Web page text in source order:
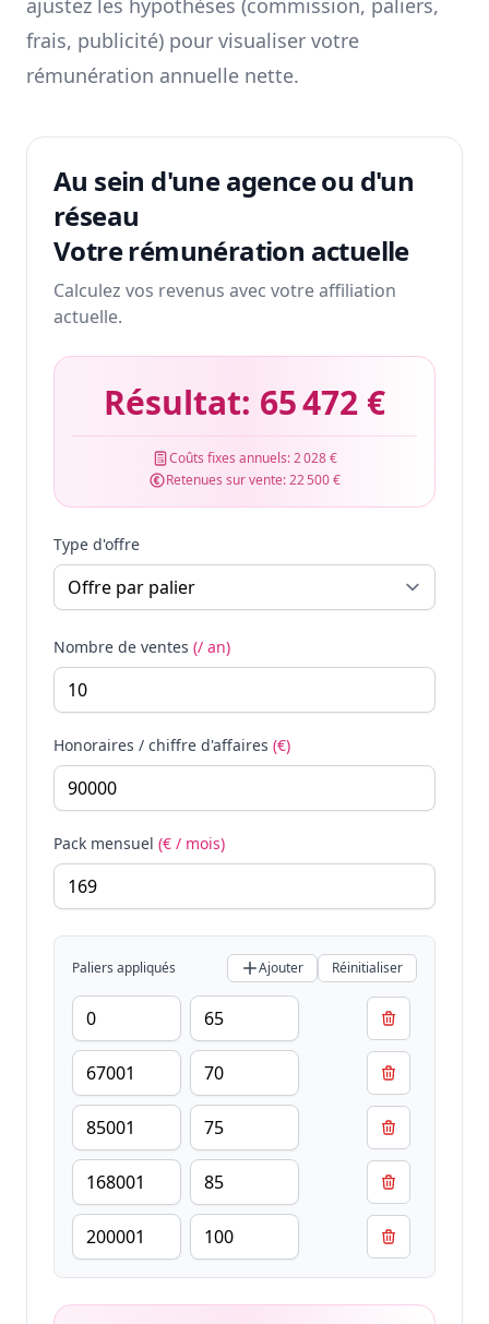
ajustez les hypothèses (commission, paliers,
frais, publicité) pour visualiser votre
rémunération annuelle nette.
Au sein d'une agence ou d'un
réseau
Votre rémunération actuelle
Calculez vos revenus avec votre affiliation
actuelle.
Résultat: 65 472 €
Coûts fixes annuels:2 028 €
Retenues sur vente:22 500 €
Type d'offre
Nombre de ventes (/ an)
Honoraires / chiffre d'affaires (€)
Pack mensuel (€ / mois)
Paliers appliqués Ajouter Réinitialiser